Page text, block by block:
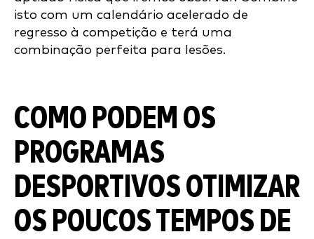
isto com um calendário acelerado de
regresso à competição e terá uma
combinação perfeita para lesões.
COMO PODEM OS
PROGRAMAS
DESPORTIVOS OTIMIZAR
OS POUCOS TEMPOS DE